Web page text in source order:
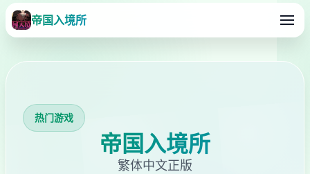
帝国入境所
热门游戏
帝国入境所
繁体中文正版